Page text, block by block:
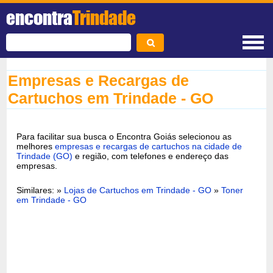
encontraTrindade
Empresas e Recargas de
Cartuchos em Trindade - GO
Para facilitar sua busca o Encontra Goiás selecionou as
melhoresempresas e recargas de cartuchos na cidade de
Trindade (GO) e região, com telefones e endereço das
empresas.
Similares: » Lojas de Cartuchos em Trindade - GO »Toner
em Trindade - GO